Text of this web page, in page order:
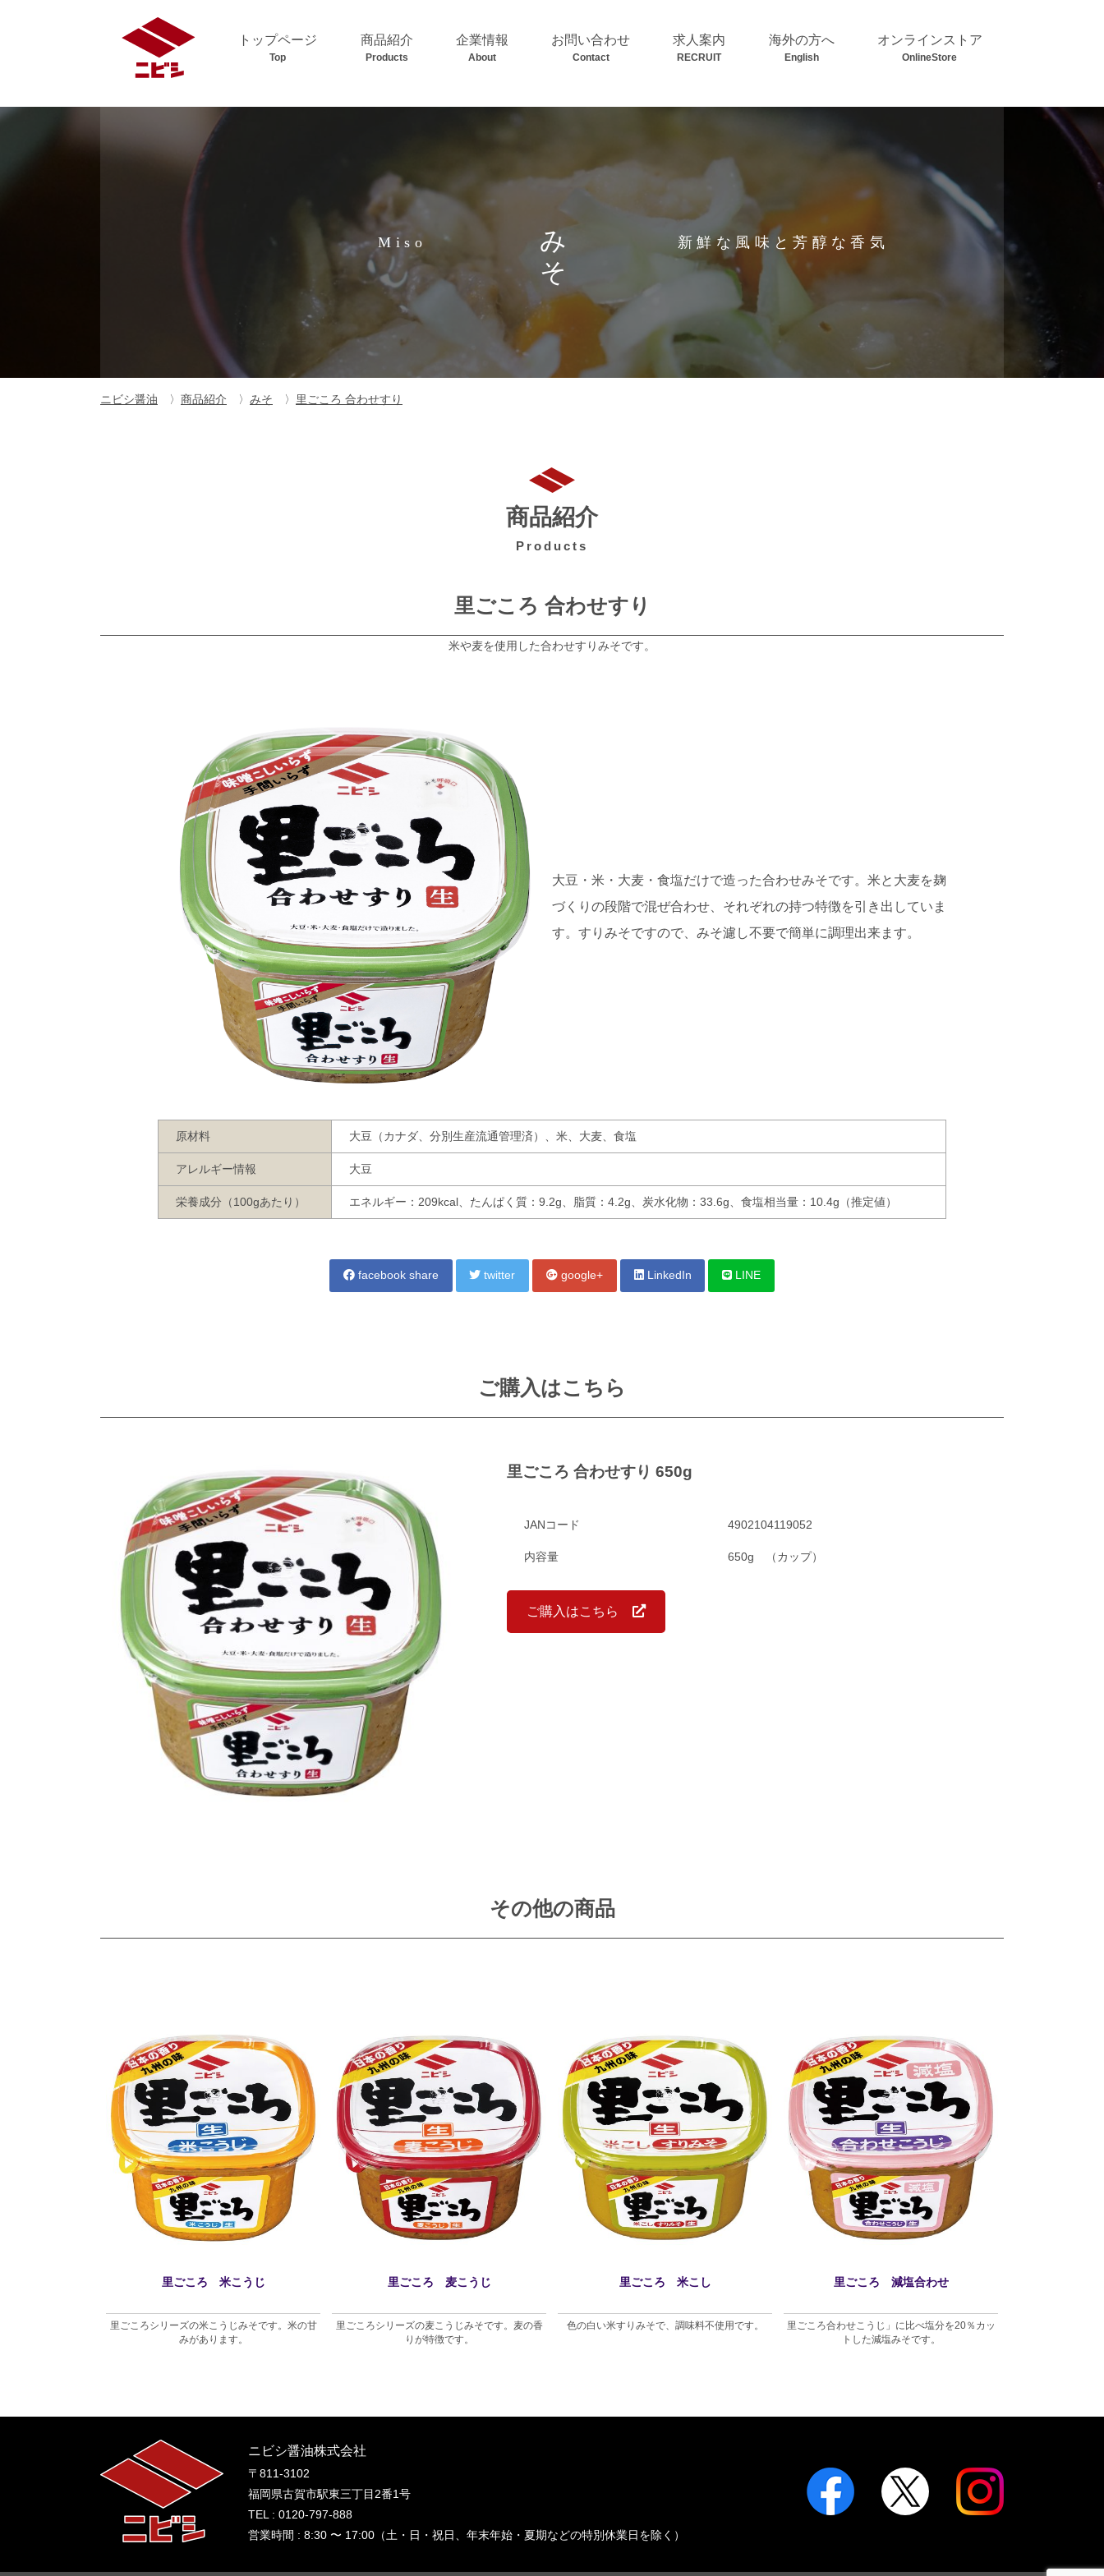
トップページ
Top
商品紹介
Products
企業情報
About
お問い合わせ
Contact
求人案内
RECRUIT
海外の方へ
English
オンラインストア
OnlineStore
みそ
Miso 新鮮な風味と芳醇な香気
ニビシ醤油 商品紹介 みそ 里ごころ 合わせすり
商品紹介
Products
里ごころ 合わせすり
米や麦を使用した合わせすりみそです。
大豆・米・大麦・食塩だけで造った合わせみそです。米と大麦を麹
づくりの段階で混ぜ合わせ、それぞれの持つ特徴を引き出していま
す。すりみそですので、みそ濾し不要で簡単に調理出来ます。
原材料 大豆（カナダ、分別生産流通管理済）、米、大麦、食塩
アレルギー情報 大豆
栄養成分（100gあたり） エネルギー：209kcal、たんぱく質：9.2g、脂質：4.2g、炭水化物：33.6g、食塩相当量：10.4g（推定値）
facebook share twitter google+ LinkedIn LINE
ご購入はこちら
里ごころ 合わせすり 650g
JANコード 4902104119052
内容量 650g （カップ）
ご購入はこちら
その他の商品
里ごころ 米こうじ
里ごころシリーズの米こうじみそです。米の甘
みがあります。
里ごころ 麦こうじ
里ごころシリーズの麦こうじみそです。麦の香
りが特徴です。
里ごころ 米こし
色の白い米すりみそで、調味料不使用です。
里ごころ 減塩合わせ
里ごころ合わせこうじ」に比べ塩分を20％カッ
トした減塩みそです。
ニビシ醤油株式会社
〒811-3102
福岡県古賀市駅東三丁目2番1号
TEL : 0120-797-888
営業時間 : 8:30 〜 17:00（土・日・祝日、年末年始・夏期などの特別休業日を除く）